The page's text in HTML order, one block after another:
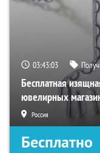
03:43:02
Бесплатная
ювелирных
Россия
Бесплатно